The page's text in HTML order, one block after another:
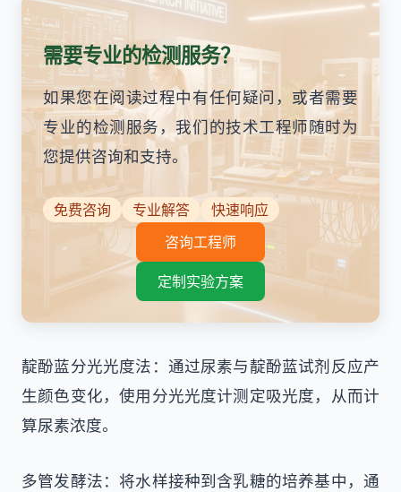
需要专业的检测服务？
如果您在阅读过程中有任何疑问，或者需要
专业的检测服务，我们的技术工程师随时为
您提供咨询和支持。
免费咨询 专业解答
快速响应
咨询工程师
定制实验方案
靛酚蓝分光光度法：通过尿素与靛酚蓝试剂反应产
生颜色变化，使用分光光度计测定吸光度，从而计
算尿素浓度。
多管发酵法：将水样接种到含乳糖的培养基中，通